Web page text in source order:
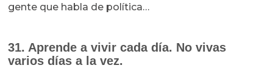
gente que habla de política…
31. Aprende a vivir cada día. No vivas
varios días a la vez.